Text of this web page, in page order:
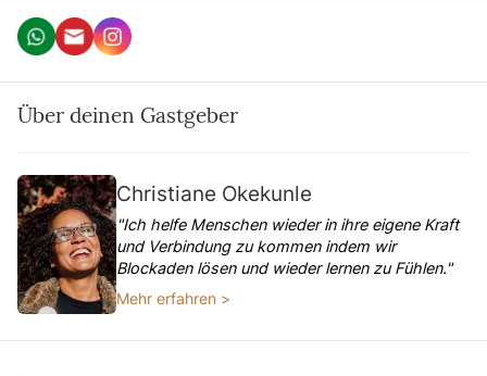
Über deinen Gastgeber
Christiane Okekunle
"Ich helfe Menschen wieder in ihre eigene Kraft
und Verbindung zu kommen indem wir
Blockaden lösen und wieder lernen zu Fühlen."
Mehr erfahren >